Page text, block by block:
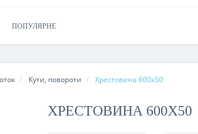
ПОПУЛЯРНЕ
Кути, повороти Хрестовина 600х50
ХРЕСТОВИНА 600Х50